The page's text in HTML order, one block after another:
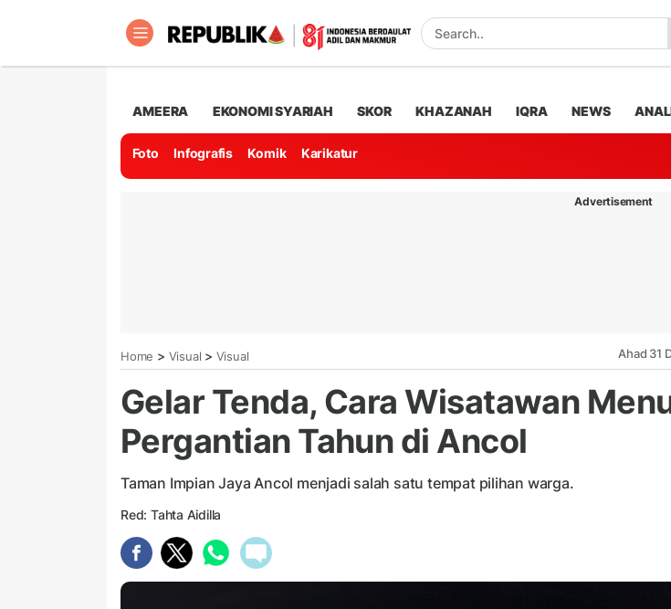
AMEERA EKONOMI SYARIAH SKOR KHAZANAH IQRA NEWS
Foto Infografis Komik Karikatur
Advertisement
Home > Visual > Visual Ahad 31
Gelar Tenda, Cara Wisatawan
Pergantian Tahun di Ancol
Taman Impian Jaya Ancol menjadi salah satu tempat pilihan warga.
Red: Tahta Aidilla